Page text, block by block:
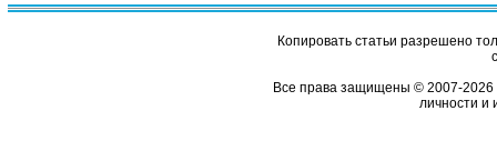
Копировать статьи разрешено
Все права защищены © 2007-2026
личности и